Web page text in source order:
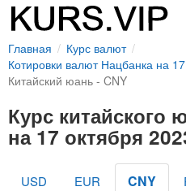
Главная
Курс валют
Котировки валют Нацбанка на
Китайский юань - CNY
Курс китайского
на 17 октября
USD EUR CNY